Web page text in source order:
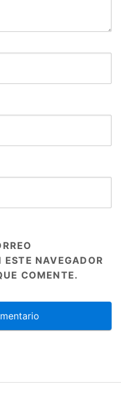
NAVEGADOR
COMENTE.